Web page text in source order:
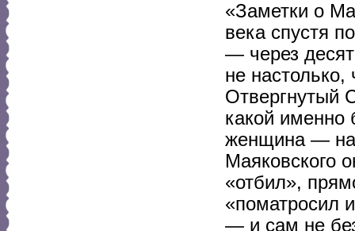
«Заметки о
века спустя
— через
не
Отвергнутый
какой именно
женщина — на
Маяковского
«отбил»,
«поматросил
— и сам не